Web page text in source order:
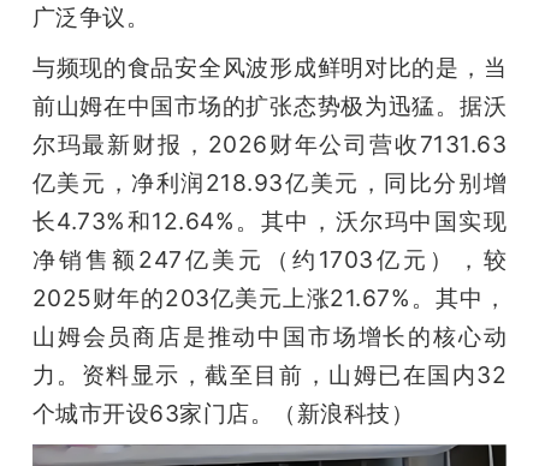
广泛争议。
与频现的食品安全风波形成鲜明对比的是，当
前山姆在中国市场的扩张态势极为迅猛。据沃
尔玛最新财报，2026财年公司营收7131.63
亿美元，净利润218.93亿美元，同比分别增
长4.73%和12.64%。其中，沃尔玛中国实现
净销售额247亿美元（约1703亿元），较
2025财年的203亿美元上涨21.67%。其中，
山姆会员商店是推动中国市场增长的核心动
力。资料显示，截至目前，山姆已在国内32
个城市开设63家门店。（新浪科技）